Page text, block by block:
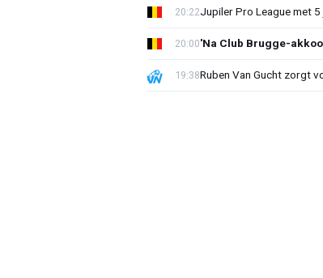
Jupiler Pro League met
20:22
'Na Club Brugge-
20:00
Ruben Van Gucht zorgt
19:38